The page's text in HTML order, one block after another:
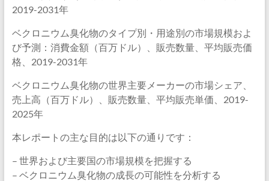
2019-2031年
ベクロニウム臭化物のタイプ別・用途別の市場規模およ
び予測：消費金額（百万ドル）、販売数量、平均販売価
格、2019-2031年
ベクロニウム臭化物の世界主要メーカーの市場シェア、
売上高（百万ドル）、販売数量、平均販売単価、2019-
2025年
本レポートの主な目的は以下の通りです：
– 世界および主要国の市場規模を把握する
– ベクロニウム臭化物の成長の可能性を分析する